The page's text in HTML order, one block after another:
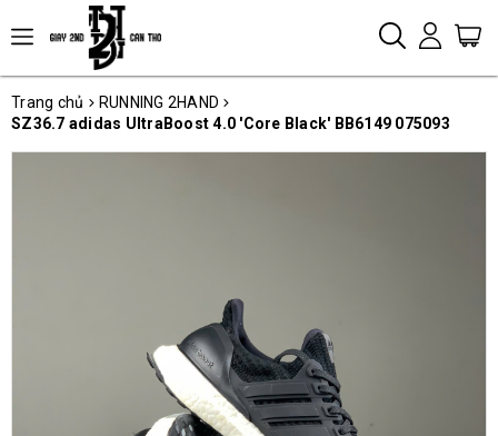
Trang chủ
RUNNING 2HAND
SZ36.7 adidas UltraBoost 4.0 'Core Black' BB6149 075093